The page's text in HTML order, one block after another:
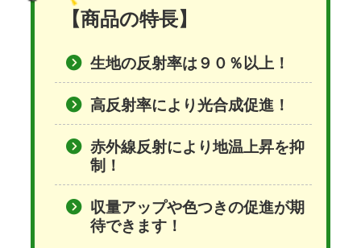
【商品の特長】
生地の反射率は９０％以上！
高反射率により光合成促進！
赤外線反射により地温上昇を抑
制！
収量アップや色つきの促進が期
待できます！